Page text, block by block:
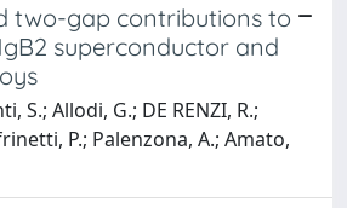
two-gap contributions to
superconductor and
S.; Allodi, G.; DE RENZI, R.;
P.; Palenzona, A.; Amato,